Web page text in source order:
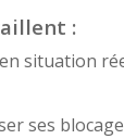
:
situation
ses